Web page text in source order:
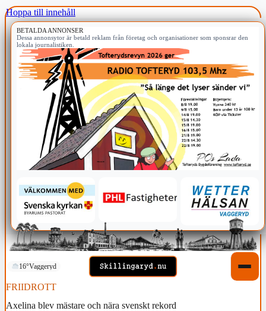
Hoppa till innehåll
BETALDA ANNONSER
Dessa annonsytor är betald reklam från företag och organisationer som sponsrar den
lokala journalistiken.
16°Vaggeryd
FRIIDROTT
Axelina blev mästare och nära svenskt rekord